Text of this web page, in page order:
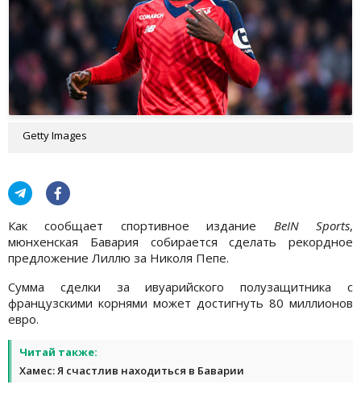
Getty Images
Как сообщает спортивное издание BeIN Sports,
мюнхенская Бавария собирается сделать рекордное
предложение Лиллю за Николя Пепе.
Сумма сделки за ивуарийского полузащитника с
французскими корнями может достигнуть 80 миллионов
евро.
Читай также:
Хамес: Я счастлив находиться в Баварии